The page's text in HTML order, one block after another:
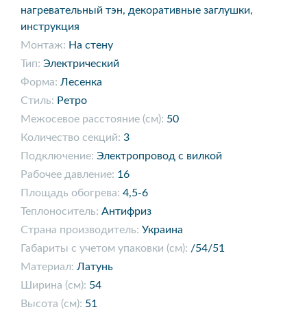
нагревательный тэн, декоративные заглушки,
инструкция
Монтаж: На стену
Тип: Электрический
Форма: Лесенка
Стиль: Ретро
Межосевое расстояние (см): 50
Количество секций: 3
Подключение: Электропровод с вилкой
Рабочее давление: 16
Площадь обогрева: 4,5-6
Теплоноситель: Антифриз
Страна производитель: Украина
Габариты с учетом упаковки (см): /54/51
Материал: Латунь
Ширина (см): 54
Высота (см): 51